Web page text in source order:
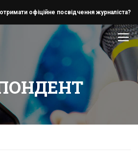
офіційне посвідчення журналіста?